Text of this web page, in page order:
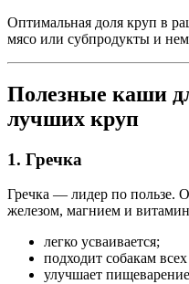
Оптимальная доля круп в
мясо или субпродукты и
Полезные каши
лучших круп
1. Гречка
Гречка — лидер по пользе.
железом, магнием и
легко усваивается;
подходит собакам всех
улучшает